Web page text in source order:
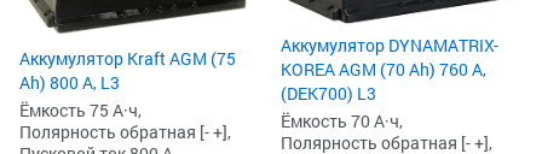
Аккумулятор Kraft AGM (75
Ah) 800 А, L3
Ёмкость 75 А·ч,
Полярность обратная [- +],
Аккумулятор DYNAMATRIX-
KOREA AGM (70 Ah) 760 А,
(DEK700) L3
Ёмкость 70 А·ч,
Полярность обратная [- +],